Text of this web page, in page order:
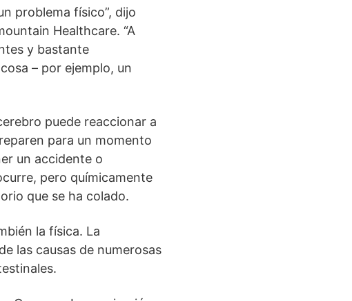
problema físico”, dijo
Healthcare. “A
y bastante
– por ejemplo, un
puede reaccionar a
para un momento
un accidente o
pero químicamente
que se ha colado.
la física. La
las causas de numerosas